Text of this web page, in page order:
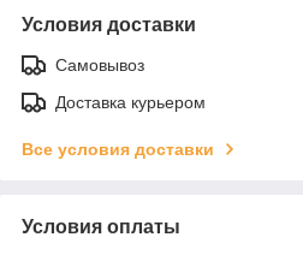
Условия доставки
Самовывоз
Доставка курьером
Все условия доставки
Условия оплаты